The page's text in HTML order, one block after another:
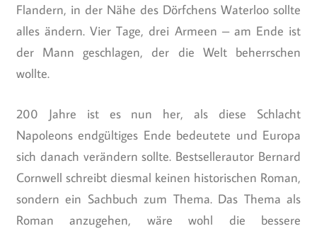
Flandern, in der Nähe des Dörfchens Waterloo sollte
alles ändern. Vier Tage, drei Armeen – am Ende ist
der Mann geschlagen, der die Welt beherrschen
wollte.
200 Jahre ist es nun her, als diese Schlacht
Napoleons endgültiges Ende bedeutete und Europa
sich danach verändern sollte. Bestsellerautor Bernard
Cornwell schreibt diesmal keinen historischen Roman,
sondern ein Sachbuch zum Thema. Das Thema als
Roman anzugehen, wäre wohl die bessere